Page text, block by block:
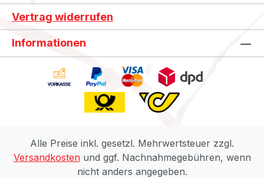
Vertrag widerrufen
Informationen
Alle Preise inkl. gesetzl. Mehrwertsteuer zzgl.
Versandkostenund ggf. Nachnahmegebühren, wenn
nicht anders angegeben.